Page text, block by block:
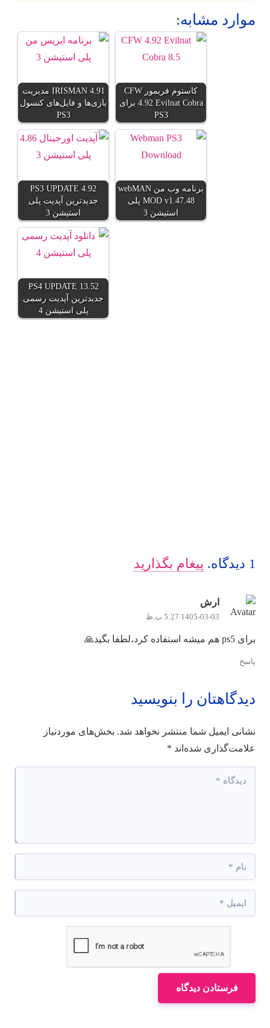
موارد مشابه:
IRISMAN 4.91 مدیریت
بازی‌ها و فایل‌های کنسول
PS3
کاستوم فریمور CFW
4.92 Evilnat Cobra برای
PS3
PS3 UPDATE 4.92
جدیدترین آپدیت پلی
استیشن 3
برنامه وب من webMAN
MOD v1.47.48 پلی
استیشن 3
PS4 UPDATE 13.52
جدیدترین آپدیت رسمی
پلی استیشن 4
1 دیدگاه. پیغام بگذارید
ارش
1405-03-03 5:27 ب.ظ
برای ps5 هم میشه استفاده کرد،لطفا بگید🙏
پاسخ
دیدگاهتان را بنویسید
نشانی ایمیل شما منتشر نخواهد شد. بخش‌های موردنیاز
علامت‌گذاری شده‌اند *
فرستادن دیدگاه